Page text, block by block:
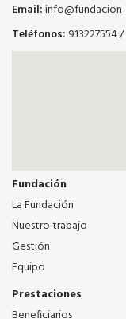
Email:
Teléfonos: 913227554/
Fundación
La Fundación
Nuestro trabajo
Gestión
Equipo
Prestaciones